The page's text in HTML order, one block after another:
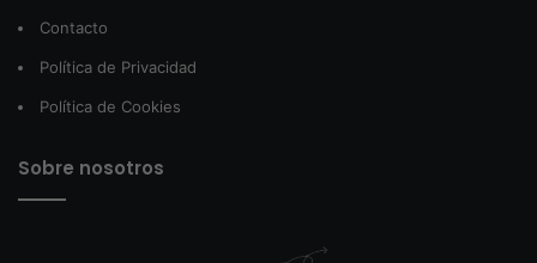
Contacto
Política de Privacidad
Política de Cookies
Sobre nosotros